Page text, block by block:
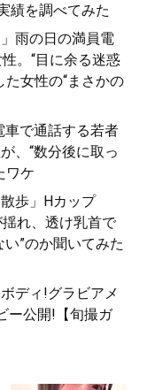
績を調べてみた
雨の日の満員電
。“目に余る迷惑
女性の“まさかの
で通話する若者
、“数分後に取っ
ワケ
歩」Hカップ
れ、透け乳首で
”のか聞いてみた
ディ!グラビアメ
ー公開!【旬撮ガ